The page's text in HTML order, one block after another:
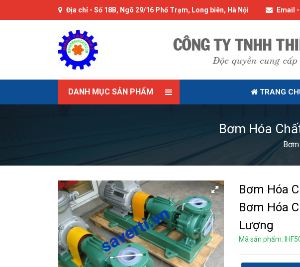
Địa chỉ - Số 18B, Ngõ 29/16 Phố Trạm, Long biên, Hà Nội Email
DANH MỤC SẢN PHẨM TRANG
Bơm Hóa
Bơm Hóa
Bơm Hóa
Lượng
Mã sản phẩm: